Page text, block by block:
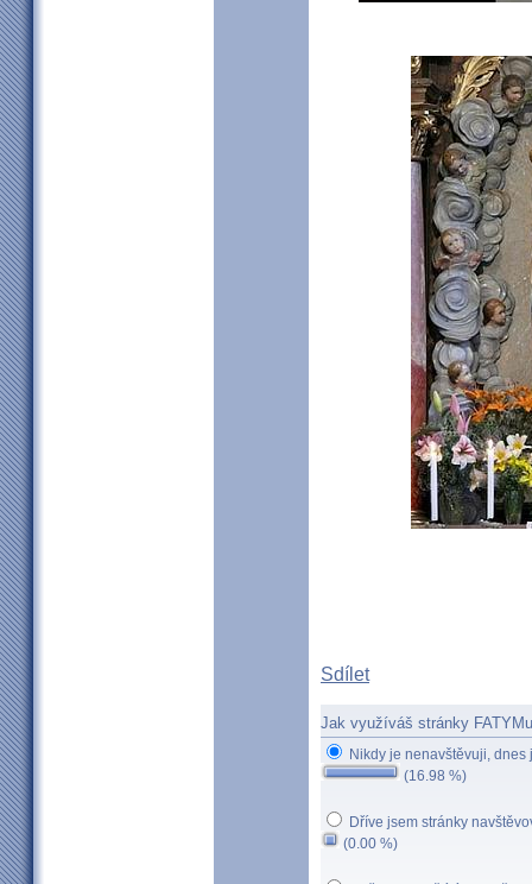
Sdílet
Jak využíváš stránky
Nikdy je nenavštěvuji,
(16.98 %)
Dříve jsem stránky
(0.00 %)